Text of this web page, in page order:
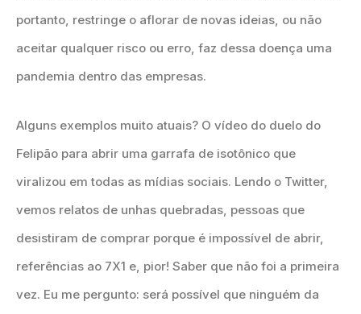
portanto, restringe o aflorar de novas ideias, ou não
aceitar qualquer risco ou erro, faz dessa doença uma
pandemia dentro das empresas.
Alguns exemplos muito atuais? O vídeo do duelo do
Felipão para abrir uma garrafa de isotônico que
viralizou em todas as mídias sociais. Lendo o Twitter,
vemos relatos de unhas quebradas, pessoas que
desistiram de comprar porque é impossível de abrir,
referências ao 7X1 e, pior! Saber que não foi a primeira
vez. Eu me pergunto: será possível que ninguém da